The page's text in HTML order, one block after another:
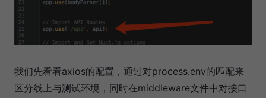
我们先看看axios的配置，通过对process.env的匹配来
区分线上与测试环境，同时在middleware文件中对接口